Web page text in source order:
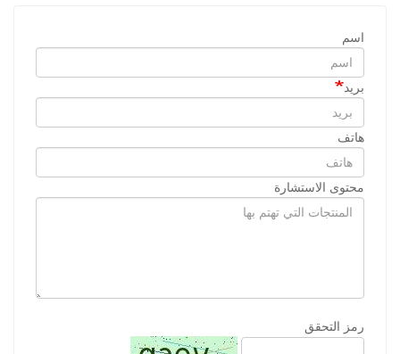
اسم
بريد
هاتف
محتوى الاستشارة
رمز التحقق